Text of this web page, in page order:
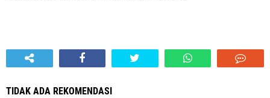
TIDAK ADA REKOMENDASI